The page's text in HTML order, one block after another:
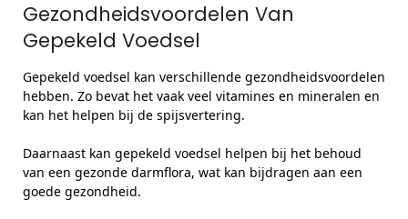
Gezondheidsvoordelen Van
Gepekeld Voedsel
Gepekeld voedsel kan verschillende gezondheidsvoordelen
hebben. Zo bevat het vaak veel vitamines en mineralen en
kan het helpen bij de spijsvertering.
Daarnaast kan gepekeld voedsel helpen bij het behoud
van een gezonde darmflora, wat kan bijdragen aan een
goede gezondheid.